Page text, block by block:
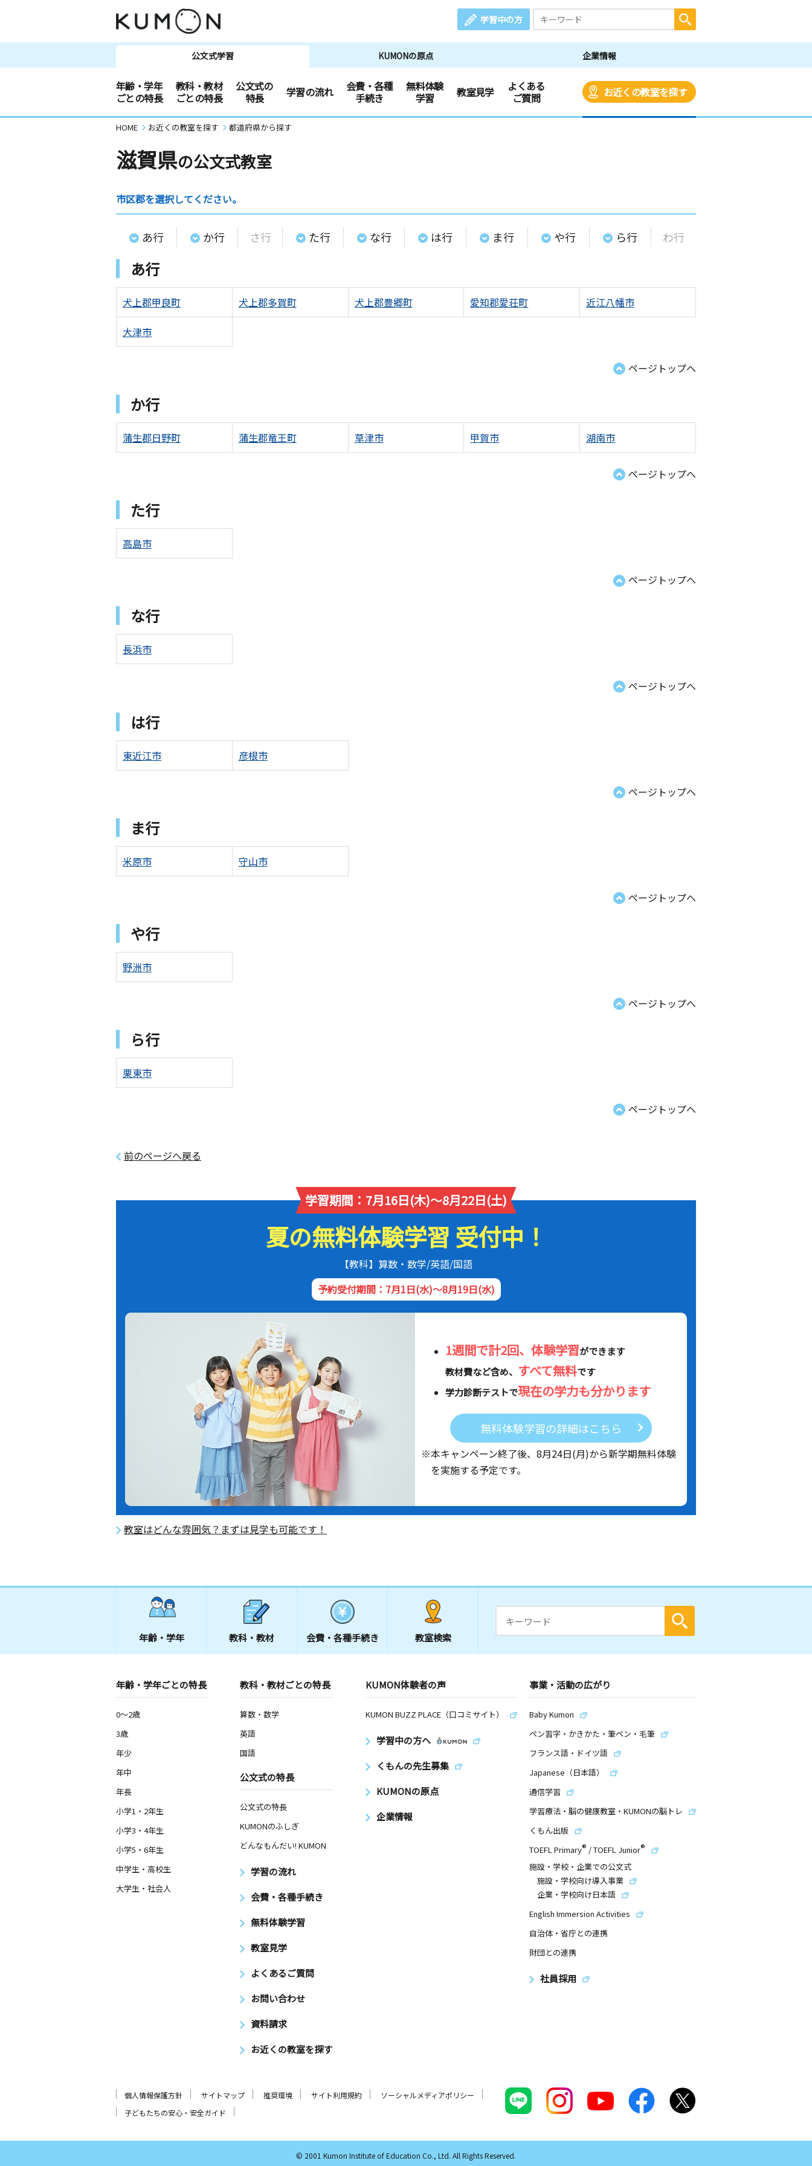
学習中の方
公文式学習 KUMONの原点 企業情報
年齢・学年
ごとの特長
教科・教材
ごとの特長
公文式の
特長
学習の流れ
会費・各種
手続き
無料体験
学習
教室見学
よくある
ご質問
お近くの教室を探す
HOME お近くの教室を探す 都道府県から探す
滋賀県の公文式教室
市区郡を選択してください。
あ行 か行 さ行 た行 な行 は行 ま行 や行 ら行 わ行
あ行
犬上郡甲良町 犬上郡多賀町 犬上郡豊郷町 愛知郡愛荘町 近江八幡市
大津市
ページトップへ
か行
蒲生郡日野町 蒲生郡竜王町 草津市 甲賀市 湖南市
ページトップへ
た行
高島市
ページトップへ
な行
長浜市
ページトップへ
は行
東近江市 彦根市
ページトップへ
ま行
米原市 守山市
ページトップへ
や行
野洲市
ページトップへ
ら行
栗東市
ページトップへ
前のページへ戻る
学習期間：7月16日(木)～8月22日(土)
夏の無料体験学習 受付中！
【教科】算数・数学/英語/国語
予約受付期間：7月1日(水)～8月19日(水)
1週間で計2回、体験学習ができます
教材費など含め、 すべて無料です
学力診断テストで現在の学力も分かります
無料体験学習の詳細はこちら
※本キャンペーン終了後、 8月24日(月)から新学期無料体験
を実施する予定です。
教室はどんな雰囲気？まずは見学も可能です！
年齢・学年 教科・教材 会費・ 各種手続き 教室検索
年齢・学年ごとの特長
0～2歳
3歳
年少
年中
年長
小学1・2年生
小学3・4年生
小学5・6年生
中学生・高校生
大学生・社会人
教科・教材ごとの特長
算数・数学
英語
国語
公文式の特長
公文式の特長
KUMONのふしぎ
どんなもんだい! KUMON
学習の流れ
会費・各種手続き
無料体験学習
教室見学
よくあるご質問
お問い合わせ
資料請求
お近くの教室を探す
KUMON体験者の声
KUMON BUZZ PLACE（口コミサイト）
学習中の方へ
くもんの先生募集
KUMONの原点
企業情報
事業・活動の広がり
Baby Kumon
ペン習字・かきかた・筆ペン・毛筆
フランス語・ドイツ語
Japanese（日本語）
通信学習
学習療法・脳の健康教室・KUMONの脳トレ
くもん出版
TOEFL Primary® /TOEFL Junior®
施設・学校・企業での公文式
施設・学校向け導入事業
企業・学校向け日本語
English Immersion Activities
自治体・省庁との連携
財団との連携
社員採用
個人情報保護方針 サイトマップ 推奨環境 サイト利用規約
ソーシャルメディアポリシー
子どもたちの安心・安全ガイド
© 2001 Kumon Institute of Education Co., Ltd. All Rights Reserved.